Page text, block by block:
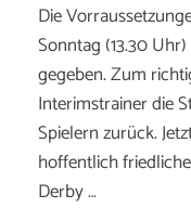
Die
Sonntag (13.30
gegeben. Zum
Interimstrainer die
Spielern zurück.
hoffentlich
Derby …